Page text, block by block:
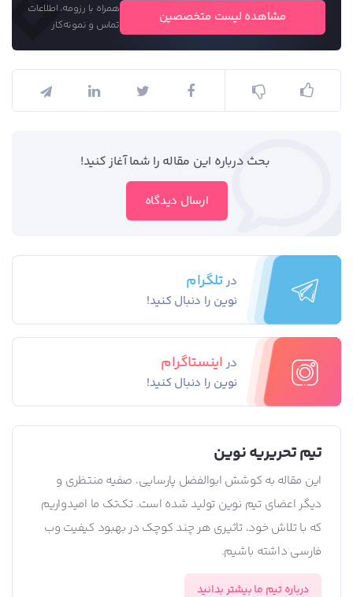
مشاهده لیست متخصصین
همراه با رزومه، اطلاعات
تماس و نمونه‌کار
بحث درباره این مقاله را شما آغاز کنید!
ارسال دیدگاه
درتلگرام
نوین را دنبال کنید!
در اینستاگرام
نوین را دنبال کنید!
تیم تحریریه نوین
این مقاله به کوشش ابوالفضل پارسایی، صفیه منتظری و
دیگر اعضای تیم نوین تولید شده است. تک‌تک ما امیدواریم
که با تلاش خود، تاثیری هر چند کوچک در بهبود کیفیت وب
فارسی داشته باشیم.
درباره تیم ما بیشتر بدانید